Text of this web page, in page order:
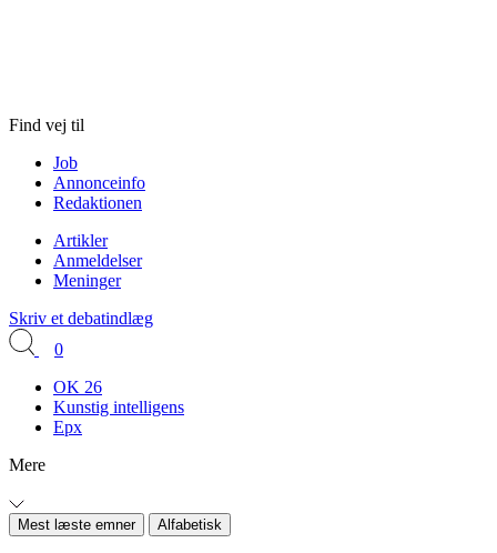
Find vej til
Job
Annonceinfo
Redaktionen
Artikler
Anmeldelser
Meninger
Skriv et debatindlæg
0
OK 26
Kunstig intelligens
Epx
Mere
Mest læste emner Alfabetisk